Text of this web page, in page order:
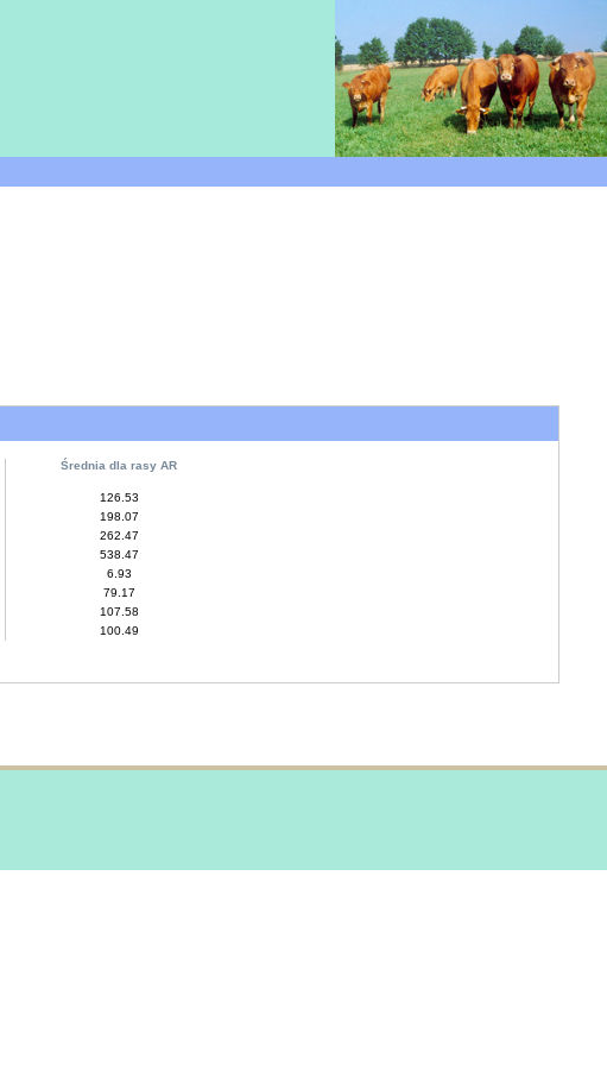
Średnia dla rasy AR
126.53
198.07
262.47
538.47
6.93
79.17
107.58
100.49